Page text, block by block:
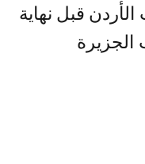
قبل نهاية